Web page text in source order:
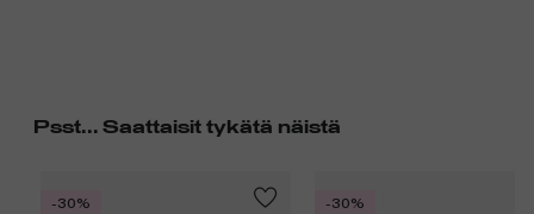
Psst... Saattaisit tykätä näistä
-30% -30%